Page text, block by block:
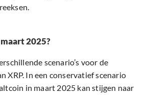
2025?
scenario’s voor de
XRP. In een conservatief scenario
in maart 2025 kan stijgen naar